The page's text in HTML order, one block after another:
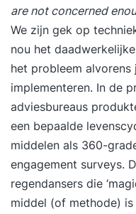
are not concerned
We zijn gek op
nou het
het probleem
implementeren. In de
adviesbureaus
een bepaalde
middelen als 360-
engagement surveys.
regendansers die
middel (of methode)